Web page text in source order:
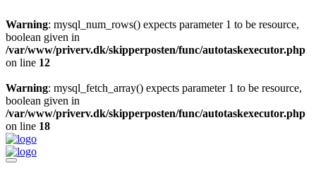
Warning: mysql_num_rows() expects parameter 1 to be resource,
boolean given in
/var/www/priverv.dk/skipperposten/func/autotaskexecutor.php
on line 12
Warning: mysql_fetch_array() expects parameter 1 to be resource,
boolean given in
/var/www/priverv.dk/skipperposten/func/autotaskexecutor.php
on line 18
Menu